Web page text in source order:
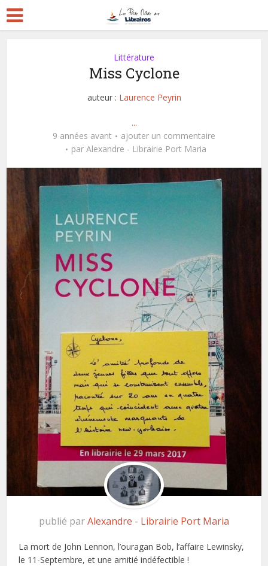
Littérature
Miss Cyclone
auteur : Laurence Peyrin
...
9 années avant
ajouter un commentaire
par Alexandre - Librairie Port Maria
publié parAlexandre - Librairie Port Maria
La mort de John Lennon, l’ouragan Bob, l’affaire Lewinsky,
le 11-Septembre, et une amitié indéfectible !